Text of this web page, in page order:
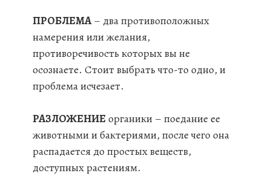
ПРОБЛЕМА– два противоположных
намерения или желания,
противоречивость которых вы не
осознаете. Стоит выбрать что-то одно, и
проблема исчезает.
РАЗЛОЖЕНИЕ органики – поедание ее
животными и бактериями, после чего она
распадается до простых веществ,
доступных растениям.